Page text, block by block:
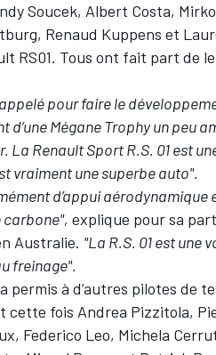
Soucek, Albert Costa,
Renaud Kuppens et
RS01. Tous ont fait part de
pour faire le
Mégane Trophy un peu
La Renault Sport R.S. 01 est
vraiment une superbe auto".
d’appui
carbone", explique pour sa
Australie. "La R.S. 01 est une
freinage".
permis à d’autres pilotes de
cette fois Andrea Pizzitola,
Federico Leo, Michela